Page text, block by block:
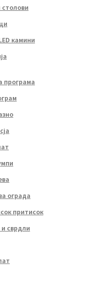
камини
програма
ограда
притисок
сврдли